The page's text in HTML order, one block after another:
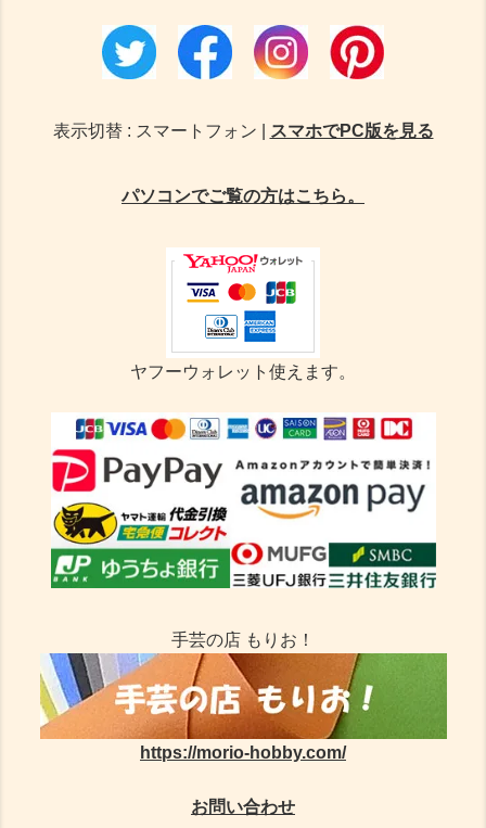
表示切替 : スマートフォン | スマホでPC版を見る
パソコンでご覧の方はこちら。
ヤフーウォレット使えます。
手芸の店 もりお！
https://morio-hobby.com/
お問い合わせ